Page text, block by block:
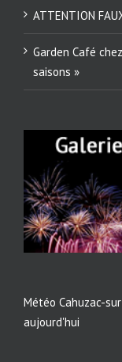
ATTENTION
Garden Café
saisons »
Météo Cahuzac-
aujourd'hui